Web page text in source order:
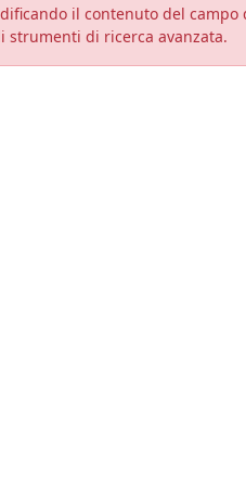
il contenuto del
strumenti di ricerca avanzata.